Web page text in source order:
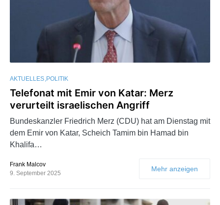
AKTUELLES POLITIK
Telefonat mit Emir von Katar: Merz
verurteilt israelischen Angriff
Bundeskanzler Friedrich Merz (CDU) hat am Dienstag mit
dem Emir von Katar, Scheich Tamim bin Hamad bin
Khalifa…
Frank Malcov
9. September 2025
Mehr anzeigen